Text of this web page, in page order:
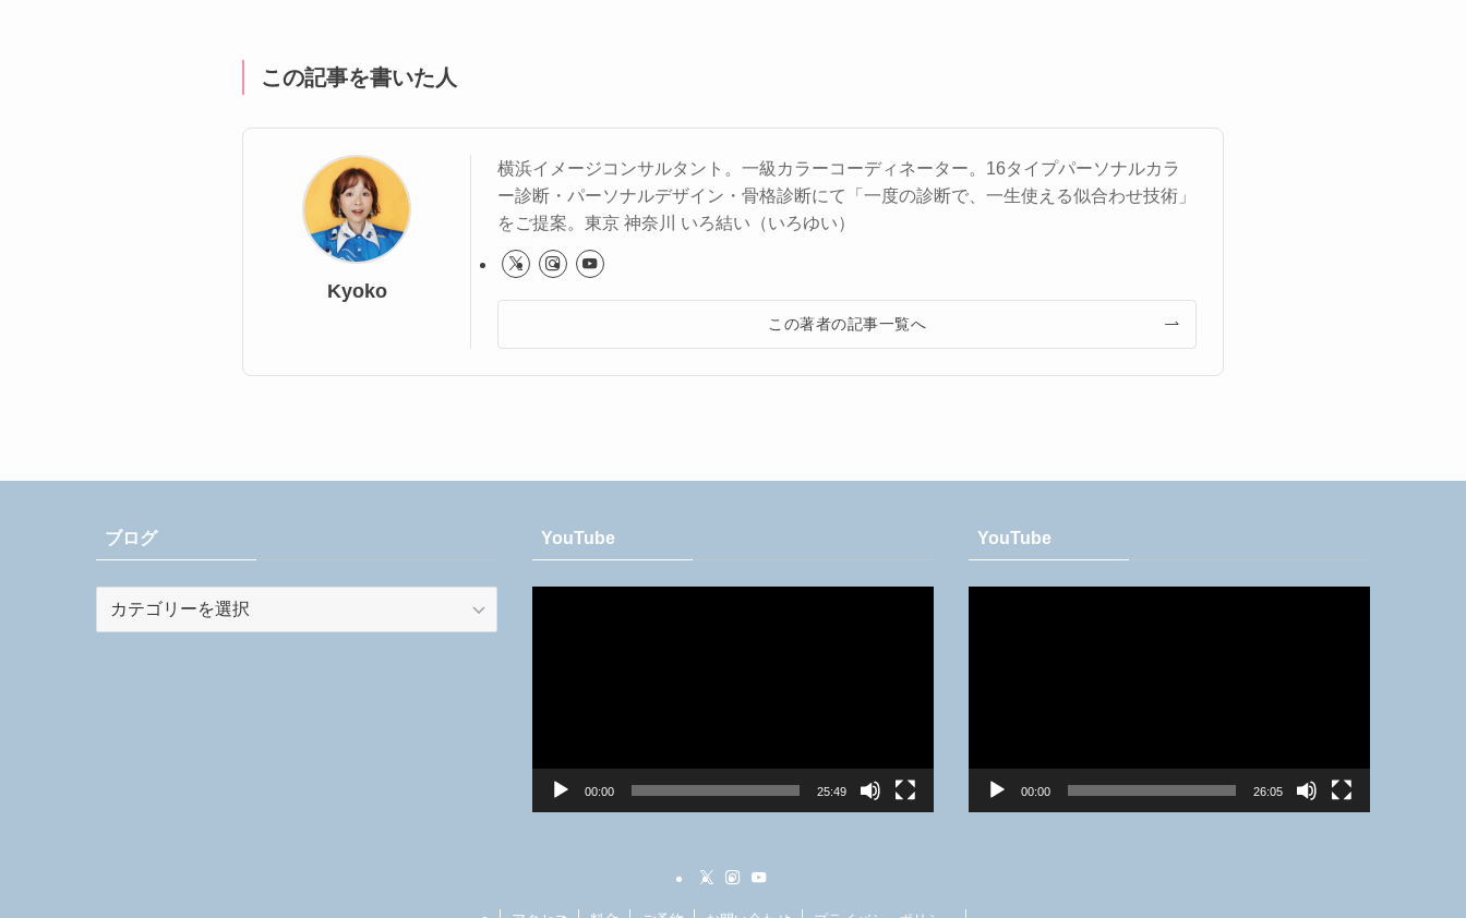
この記事を書いた人
Kyoko
横浜イメージコンサルタント。一級カラーコーディネーター。16タイプパーソナルカラ
ー診断・パーソナルデザイン・骨格診断にて「一度の診断で、一生使える似合わせ技術」
をご提案。東京 神奈川 いろ結い（いろゆい）
この著者の記事一覧へ
ブログ YouTube
00:00 25:49
YouTube
00:00 26:05